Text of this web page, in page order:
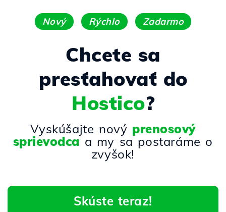
Nový Rýchlo Zadarmo
Chcete sa
presťahovať do
Hostico?
Vyskúšajte nový prenosový
sprievodca a my sa postaráme o
zvyšok!
Skúste teraz!